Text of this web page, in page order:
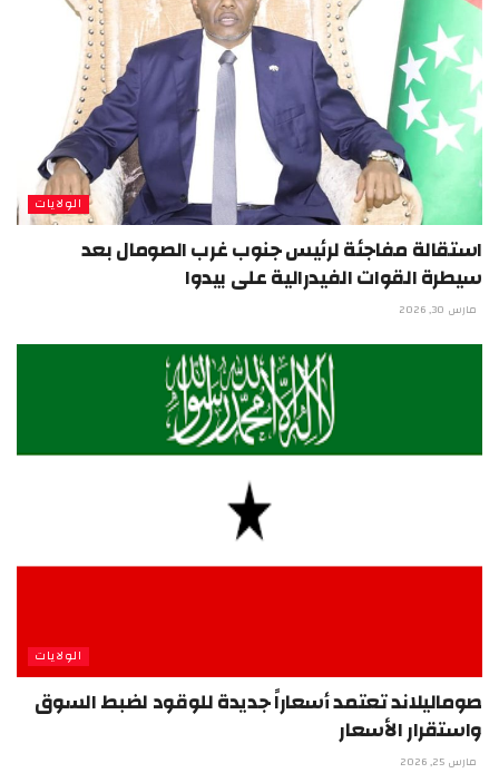
الولايات
استقالة مفاجئة لرئيس جنوب غرب الصومال بعد
سيطرة القوات الفيدرالية على بيدوا
مارس 30, 2026
الولايات
صوماليلاند تعتمد أسعاراً جديدة للوقود لضبط السوق
واستقرار الأسعار
مارس 25, 2026